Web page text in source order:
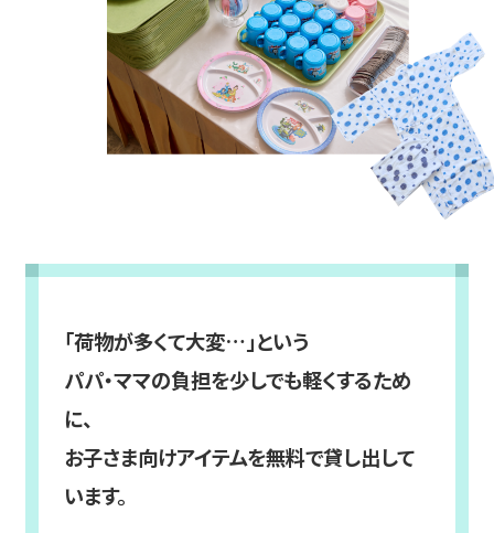
「荷物が多くて大変…」という
パパ・ママの負担を少しでも軽くするため
に、
お子さま向けアイテムを無料で貸し出して
います。